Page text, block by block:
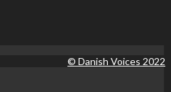
© Danish Voices 2022